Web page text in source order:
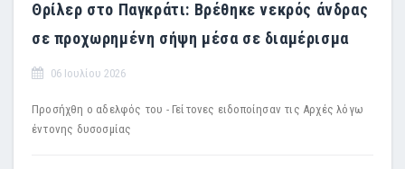
Θρίλερ στο Παγκράτι: Βρέθηκε νεκρός άνδρας
σε προχωρημένη σήψη μέσα σε διαμέρισμα
06 Ιουλίου 2026
Προσήχθη ο αδελφός του - Γείτονες ειδοποίησαν τις Αρχές λόγω
έντονης δυσοσμίας